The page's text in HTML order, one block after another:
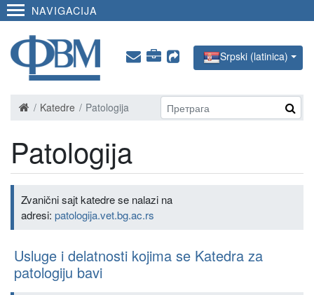
NAVIGACIJA
Srpski (latinica)
Katedre Patologija
Patologija
Zvanični sajt katedre se nalazi na
adresi: patologija.vet.bg.ac.rs
Usluge i delatnosti kojima se Katedra za
patologiju bavi